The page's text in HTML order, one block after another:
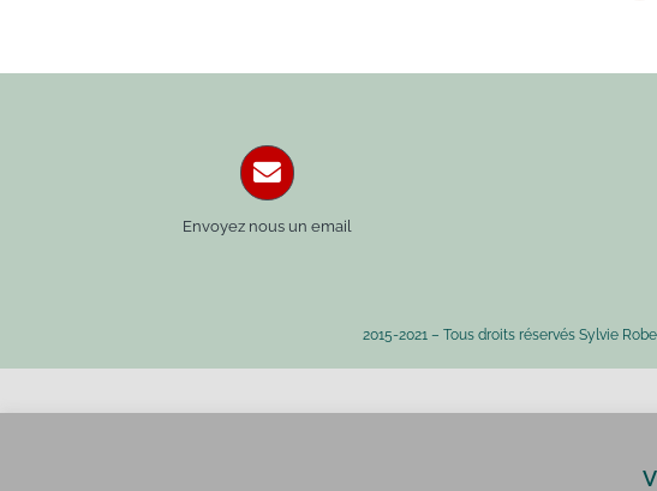
Envoyez nous un email
2015-2021 – Tous droits réservés Sylvie